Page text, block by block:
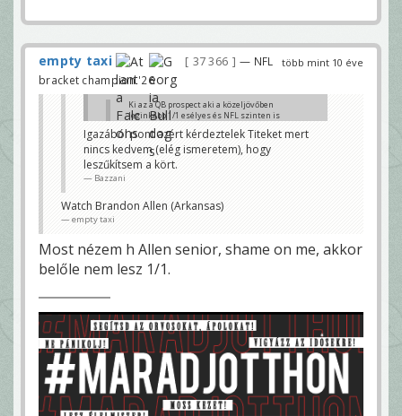
több mint 10 éve
empty taxi 37 366
— NFL
bracket champion '26
Ki az a QB prospect aki a közeljövőben
leginkább 1/1 esélyes és NFL szinten is
meghatározó lehet (2-3 éven belül)?
Bazzani
Erre van egy jó szabály, már többször írtam: keress
rá a 190 centinél magasabb fehér, jó felépítésű,
keveset futó, lehetőleg pro style-ban játszó
helyet és 95%-ban megkapod a draftolás előtt álló
játékosokat
Igazából pont azért kérdeztelek Titeket mert
nincs kedvem (elég ismeretem), hogy
leszűkítsem a kört.
Bazzani
Watch Brandon Allen (Arkansas)
empty taxi
Most nézem h Allen senior, shame on me, akkor
belőle nem lesz 1/1.